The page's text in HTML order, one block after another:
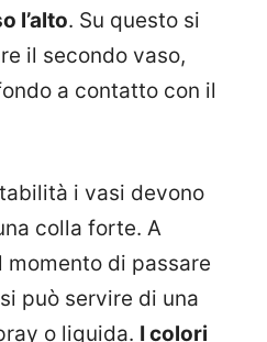
l’alto. Su questo si
il secondo vaso,
a contatto con il
i vasi devono
colla forte. A
di passare
può servire di una
o liquida. I colori